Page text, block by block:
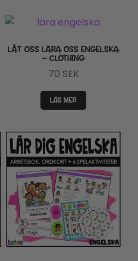
LÅT OSS LÄRA OSS ENGELSKA
– CLOTHING
70 SEK
LÄS MER